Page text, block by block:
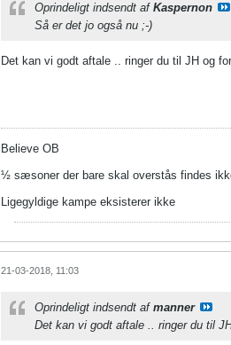
Oprindeligt indsendt af Kaspernon
Så er det jo også nu ;-)
Det kan vi godt aftale .. ringer du til JH og
Believe OB
½ sæsoner der bare skal overstås findes
Ligegyldige kampe eksisterer ikke
21-03-2018, 11:03
Oprindeligt indsendt af manner
Det kan vi godt aftale .. ringer du til